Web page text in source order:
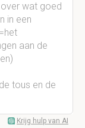
wat goed
in een
aan de
tous en de
Krijg hulp van AI